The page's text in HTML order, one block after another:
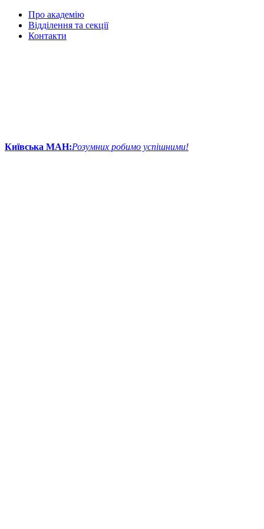
Про академію
Відділення та секції
Контакти
Київська МАН:Розумних робимо успішними!